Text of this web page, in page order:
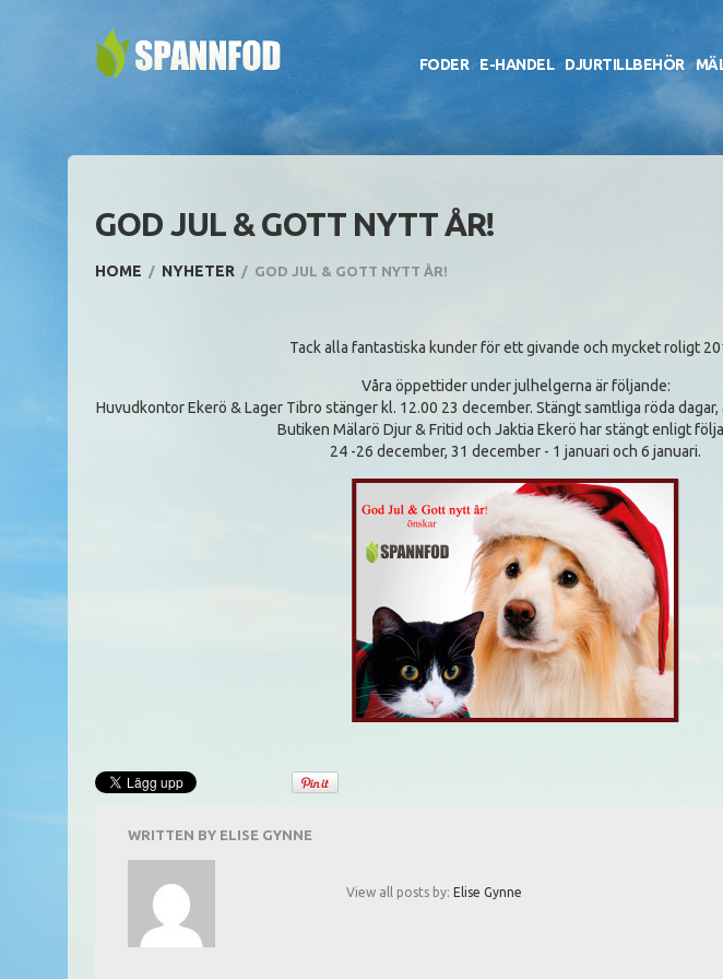
FODER E-HANDEL DJURTILLBEHÖR
GOD JUL & GOTT NYTT ÅR!
HOME NYHETER GOD JUL & GOTT NYTT ÅR!
Tack alla fantastiska kunder för ett givande och mycket roligt
Våra öppettider under julhelgerna är följande:
Huvudkontor Ekerö & Lager Tibro stänger kl. 12.00 23 december. Stängt samtliga röda
Butiken Mälarö Djur & Fritid och Jaktia Ekerö har stängt enligt
24 -26 december, 31 december - 1 januari och 6 januari.
WRITTEN BY ELISE GYNNE
View all posts by: Elise Gynne